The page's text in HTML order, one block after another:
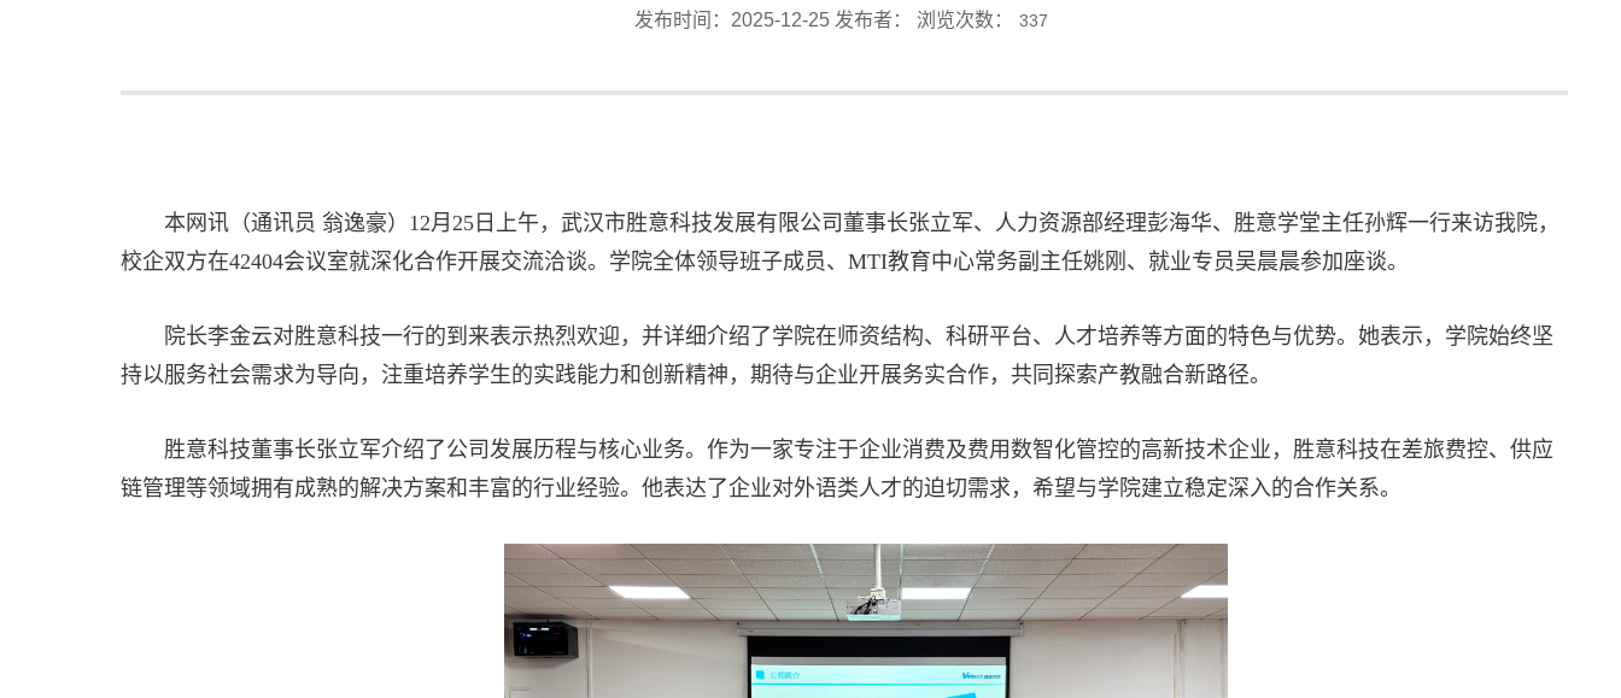
发布时间：2025-12-25 发布者： 浏览次数： 337
本网讯（通讯员 翁逸豪） 12月 25 日上午，武汉市胜意科技发展有限公司董事长张立军、 人力资源部经理彭海华、胜意学堂主任孙辉一行来访我院，
校企双方在42404会议室就深化合作开展交流洽谈。 学院全体领导班子成员、 MTI教育中心常务副主任姚刚、就业专员吴晨晨参加 座谈。
院长李金云对胜意科技一行的到来表示热烈欢迎，并详细介绍了学院在师资结构、科研平台、人才培养等方面的特色与优势。她表示，学院始终坚
持以服务社会需求为导向，注重培养学生的实践能力和创新精神，期待与企业开展务实合作，共同探索产教融合新路径。
胜意科技董事长张立军介绍了公司 发展历程与核心业务。作为一家专注于企业消费及费用数智化管控的高新技术企业，胜意科技在差旅费控、供应
链管理等领域拥有成熟的解决方案和丰富的行业经验。他表达了企业对外语类人才的迫切需求，希望与学院建立稳定深入的合作关系。